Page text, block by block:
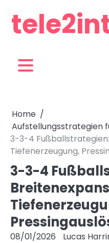
content
Home
Aufstellungsstrategien
3-3-4
Tiefenerzeugung,
3-3-4
08/01/2026 Lucas